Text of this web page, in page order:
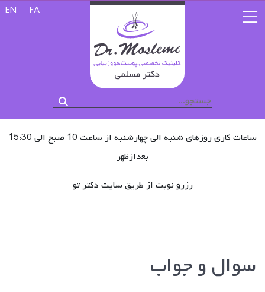
زبان خود
FA
EN
ساعات کاری روزهای شنبه الی چهارشنبه از ساعت 10 صبح الی 15:30
بعدازظهر
رزرو نوبت از طریق سایت دکتر تو
سوال و جواب